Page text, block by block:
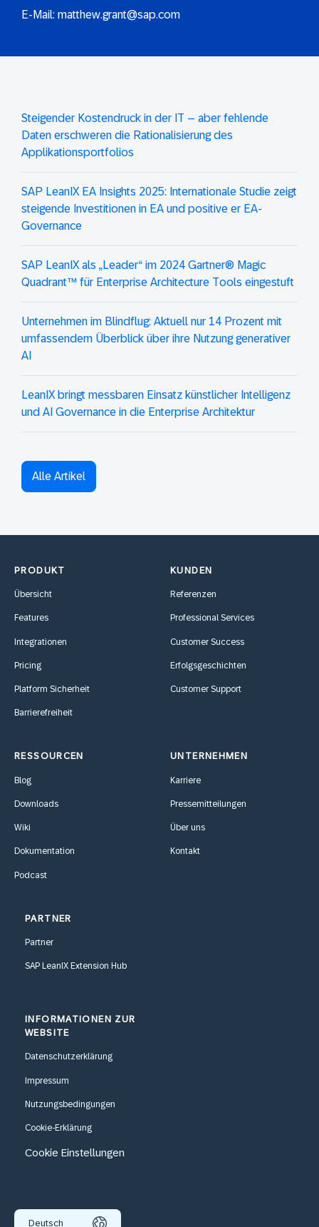
E-Mail: matthew.grant@sap.com
Steigender Kostendruck in der IT – aber fehlende
Daten erschweren die Rationalisierung des
Applikationsportfolios
SAP LeanIX EA Insights 2025: Internationale Studie zeigt
steigende Investitionen in EA und positive er EA-
Governance
SAP LeanIX als „Leader“ im 2024 Gartner® Magic
Quadrant™ für Enterprise Architecture Tools eingestuft
Unternehmen im Blindflug: Aktuell nur 14 Prozent mit
umfassendem Überblick über ihre Nutzung generativer
AI
LeanIX bringt messbaren Einsatz künstlicher Intelligenz
und AI Governance in die Enterprise Architektur
Alle Artikel
PRODUKT
Übersicht
Features
Integrationen
Pricing
Platform Sicherheit
Barrierefreiheit
KUNDEN
Referenzen
Professional Services
Customer Success
Erfolgsgeschichten
Customer Support
RESSOURCEN
Blog
Downloads
Wiki
Dokumentation
Podcast
UNTERNEHMEN
Karriere
Pressemitteilungen
Über uns
Kontakt
PARTNER
Partner
SAP LeanIX Extension Hub
INFORMATIONEN ZUR
WEBSITE
Datenschutzerklärung
Impressum
Nutzungsbedingungen
Cookie-Erklärung
Cookie Einstellungen
Deutsch